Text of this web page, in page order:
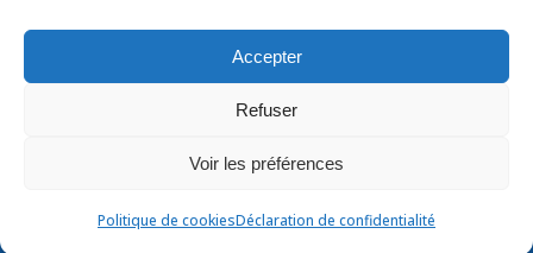
Accepter
Refuser
Voir les préférences
Politique de cookiesDéclaration de confidentialité
la Loire de Badminton -
-Données personnelles
confidentialité-Avertissement